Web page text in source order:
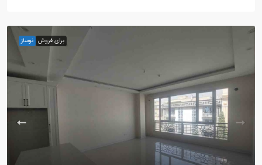
برای فروش نوساز